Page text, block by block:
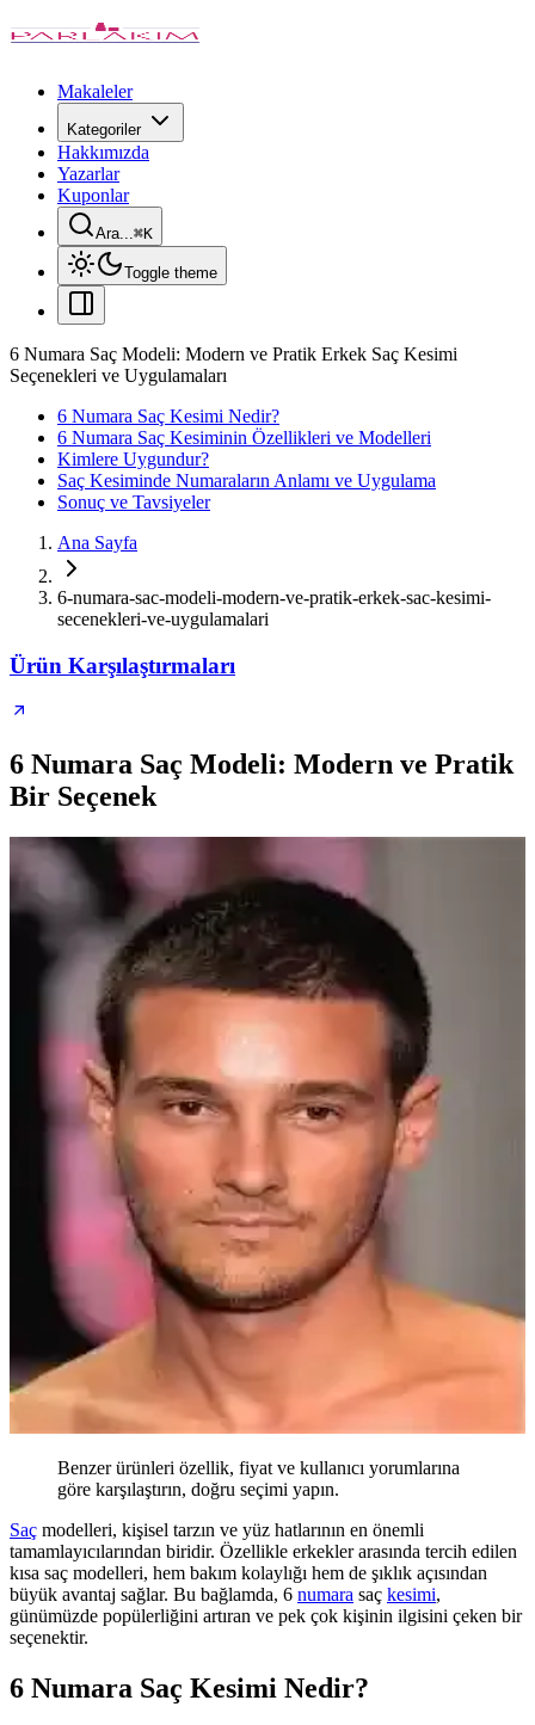
Makaleler
Kategoriler
Hakkımızda
Yazarlar
Kuponlar
Ara...⌘K
Toggle theme
6 Numara Saç Modeli: Modern ve Pratik Erkek Saç Kesimi
Seçenekleri ve Uygulamaları
6 Numara Saç Kesimi Nedir?
6 Numara Saç Kesiminin Özellikleri ve Modelleri
Kimlere Uygundur?
Saç Kesiminde Numaraların Anlamı ve Uygulama
Sonuç ve Tavsiyeler
Ana Sayfa
6-numara-sac-modeli-modern-ve-pratik-erkek-sac-kesimi-
secenekleri-ve-uygulamalari
Ürün Karşılaştırmaları
6 Numara Saç Modeli: Modern ve Pratik
Bir Seçenek
Benzer ürünleri özellik, fiyat ve kullanıcı yorumlarına
göre karşılaştırın, doğru seçimi yapın.
Saç modelleri, kişisel tarzın ve yüz hatlarının en önemli
tamamlayıcılarından biridir. Özellikle erkekler arasında tercih edilen
kısa saç modelleri, hem bakım kolaylığı hem de şıklık açısından
büyük avantaj sağlar. Bu bağlamda, 6 numara saç kesimi,
günümüzde popülerliğini artıran ve pek çok kişinin ilgisini çeken bir
seçenektir.
6 Numara Saç Kesimi Nedir?